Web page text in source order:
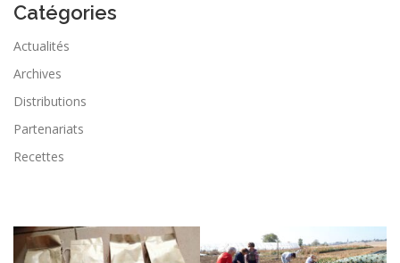
Catégories
Actualités
Archives
Distributions
Partenariats
Recettes